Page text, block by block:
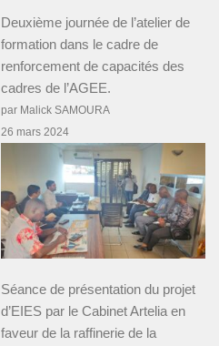
Deuxième journée de l’atelier de
formation dans le cadre de
renforcement de capacités des
cadres de l’AGEE.
par Malick SAMOURA
26 mars 2024
Séance de présentation du projet
d’EIES par le Cabinet Artelia en
faveur de la raffinerie de la